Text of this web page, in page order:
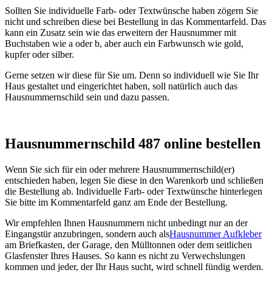
Sollten Sie individuelle Farb- oder Textwünsche haben zögern Sie
nicht und schreiben diese bei Bestellung in das Kommentarfeld. Das
kann ein Zusatz sein wie das erweitern der Hausnummer mit
Buchstaben wie a oder b, aber auch ein Farbwunsch wie gold,
kupfer oder silber.
Gerne setzen wir diese für Sie um. Denn so individuell wie Sie Ihr
Haus gestaltet und eingerichtet haben, soll natürlich auch das
Hausnummernschild sein und dazu passen.
Hausnummernschild 487 online bestellen
Wenn Sie sich für ein oder mehrere Hausnummernschild(er)
entschieden haben, legen Sie diese in den Warenkorb und schließen
die Bestellung ab. Individuelle Farb- oder Textwünsche hinterlegen
Sie bitte im Kommentarfeld ganz am Ende der Bestellung.
Wir empfehlen Ihnen Hausnummern nicht unbedingt nur an der
Eingangstür anzubringen, sondern auch alsHausnummer Aufkleber
am Briefkasten, der Garage, den Mülltonnen oder dem seitlichen
Glasfenster Ihres Hauses. So kann es nicht zu Verwechslungen
kommen und jeder, der Ihr Haus sucht, wird schnell fündig werden.